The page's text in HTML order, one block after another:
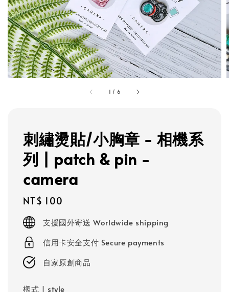
1 / 6
刺繡燙貼/小胸章 - 相機系
列 | patch & pin -
camera
Regular
price
NT$ 100
支援國外寄送 Worldwide shipping
信用卡安全支付 Secure payments
自家原創商品
樣式 | style